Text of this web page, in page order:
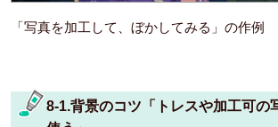
「写真を加工して、ぼかしてみる」の作例
8-1.背景のコツ「トレスや加工可の